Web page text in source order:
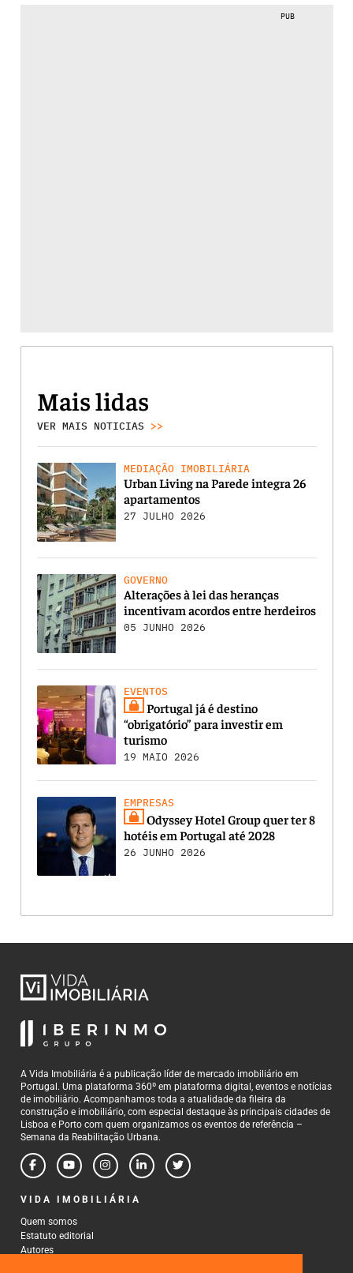
PUB
Mais lidas
VER MAIS NOTICIAS >>
MEDIAÇÃO IMOBILIÁRIA
Urban Living na Parede integra 26
apartamentos
27 JULHO 2026
GOVERNO
Alterações à lei das heranças
incentivam acordos entre herdeiros
05 JUNHO 2026
EVENTOS
Portugal já é destino
“obrigatório” para investir em
turismo
19 MAIO 2026
EMPRESAS
Odyssey Hotel Group quer ter 8
hotéis em Portugal até 2028
26 JUNHO 2026
A Vida Imobiliária é a publicação líder de mercado imobiliário em
Portugal. Uma plataforma 360º em plataforma digital, eventos e notícias
de imobiliário. Acompanhamos toda a atualidade da fileira da
construção e imobiliário, com especial destaque às principais cidades de
Lisboa e Porto com quem organizamos os eventos de referência –
Semana da Reabilitação Urbana.
VIDA IMOBILIÁRIA
Quem somos
Estatuto editorial
Autores